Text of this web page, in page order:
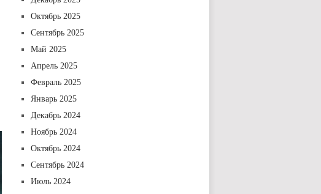
Октябрь 2025
Сентябрь 2025
Май 2025
Апрель 2025
Февраль 2025
Январь 2025
Декабрь 2024
Ноябрь 2024
Октябрь 2024
Сентябрь 2024
Июль 2024